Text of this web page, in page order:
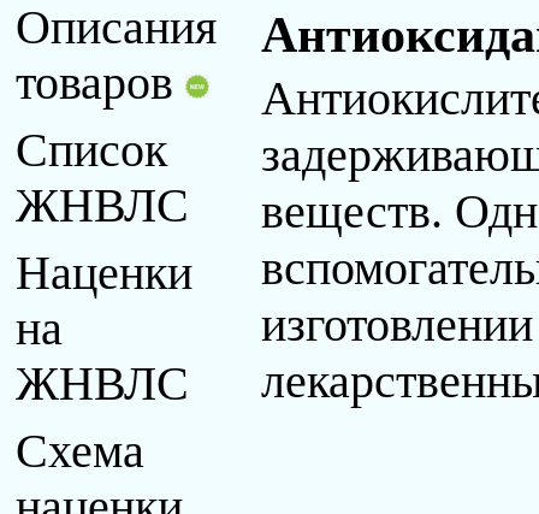
Описания
товаров
Список
ЖНВЛС
Наценки
на
ЖНВЛС
Схема
веществ.